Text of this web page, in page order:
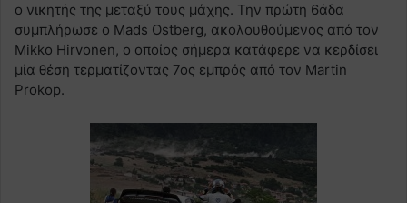
ο νικητής της μεταξύ τους μάχης. Την πρώτη 6άδα
συμπλήρωσε ο Mads Ostberg, ακολουθούμενος από τον
Mikko Hirvonen, ο οποίος σήμερα κατάφερε να κερδίσει
μία θέση τερματίζοντας 7ος εμπρός από τον Martin
Prokop.